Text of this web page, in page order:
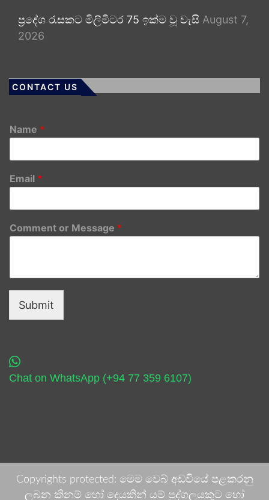
ප්‍රදේශ රැසකට මිලිමීටර 75 ඉක්ම වූ වැසි August 7,
2026
CONTACT US
Name *
Email *
Comment or Message *
Submit
Chat on WhatsApp (+94 77 359 6107)
Copyrights protected: මෙම වෙබ් අඩවියේ පළකරනු
ලබන කිනම් හෝ දෙයකින් යම් පුද්ගලයකුට හෝ